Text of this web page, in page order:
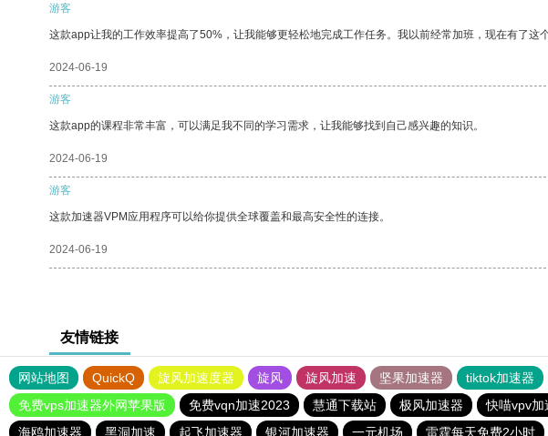
游客
这款app让我的工作效率提高了50%，让我能够更轻松地完成工作任务。我以前经常加班，现在有了这
2024-06-19
游客
这款app的课程非常丰富，可以满足我不同的学习需求，让我能够找到自己感兴趣的知识。
2024-06-19
游客
这款加速器VPM应用程序可以给你提供全球覆盖和最高安全性的连接。
2024-06-19
友情链接
网站地图 QuickQ 旋风加速度器 旋风 旋风加速 坚果加速器 tiktok加速器
免费vps加速器外网苹果版
免费vqn加速2023 慧通下载站 极风加速器 快喵vpv加
海鸥加速器
黑洞加速 起飞加速器 银河加速器 一元机场 雷霆每天免费2小时